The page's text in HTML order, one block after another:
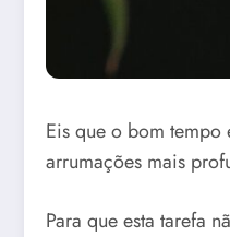
Eis que o bom tempo
arrumações mais
Para que esta tarefa